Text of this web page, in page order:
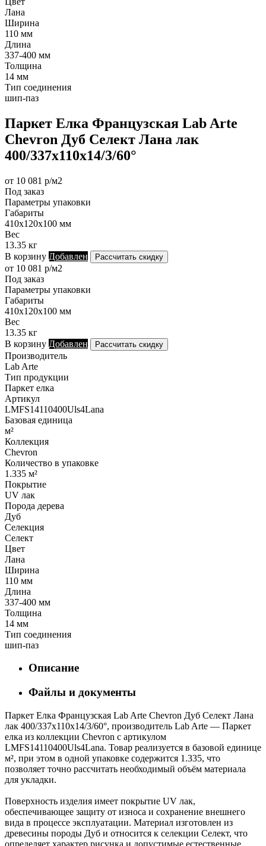
Лана
Ширина
110 мм
Длина
337-400 мм
Толщина
14 мм
Тип соединения
шип-паз
Паркет Елка Французская Lab Arte
Chevron Дуб Селект Лана лак
400/337х110х14/3/60°
от 10 081 р/м2
Под заказ
Параметры упаковки
Габариты
410х120х100 мм
Вес
13.35 кг
В корзину Добавлен Рассчитать скидку
от 10 081 р/м2
Под заказ
Параметры упаковки
Габариты
410х120х100 мм
Вес
13.35 кг
В корзину Добавлен Рассчитать скидку
Производитель
Lab Arte
Тип продукции
Паркет елка
Артикул
LMFS14110400Uls4Lana
Базовая единица
м²
Коллекция
Chevron
Количество в упаковке
1.335 м²
Покрытие
UV лак
Порода дерева
Дуб
Селекция
Селект
Цвет
Лана
Ширина
110 мм
Длина
337-400 мм
Толщина
14 мм
Тип соединения
шип-паз
Описание
Файлы и документы
Паркет Елка Французская Lab Arte Chevron Дуб Селект Лана
лак 400/337х110х14/3/60°, производитель Lab Arte — Паркет
елка из коллекции Chevron с артикулом
LMFS14110400Uls4Lana. Товар реализуется в базовой единице
м², при этом в одной упаковке содержится 1.335, что
позволяет точно рассчитать необходимый объём материала
для укладки.
Поверхность изделия имеет покрытие UV лак,
обеспечивающее защиту от износа и сохранение внешнего
вида в процессе эксплуатации. Материал изготовлен из
древесины породы Дуб и относится к селекции Селект, что
определяет характер рисунка и допустимые естественные